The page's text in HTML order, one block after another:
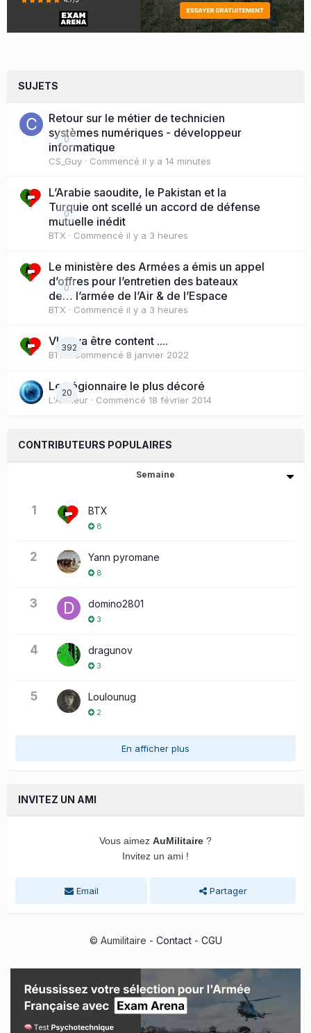
SUJETS
0
Retour sur le métier de technicien
systèmes numériques - développeur
informatique
CS_Guy · Commencé il y a 14 minutes
0
L’Arabie saoudite, le Pakistan et la
Turquie ont scellé un accord de défense
mutuelle inédit
BTX · Commencé il y a 3 heures
0
Le ministère des Armées a émis un appel
d’offres pour l’entretien des bateaux
de… l’armée de l’Air & de l’Espace
BTX · Commencé il y a 3 heures
392
Vlad va être content ....
BTX · Commencé 8 janvier 2022
20
Le Légionnaire le plus décoré
L'Artilleur · Commencé 18 février 2014
CONTRIBUTEURS POPULAIRES
Semaine
1 BTX
8
2 Yann pyromane
8
3 domino2801
3
4 dragunov
3
5 Loulounug
2
En afficher plus
INVITEZ UN AMI
Vous aimez AuMilitaire ?
Invitez un ami !
Email Partager
© Aumilitaire - Contact- CGU